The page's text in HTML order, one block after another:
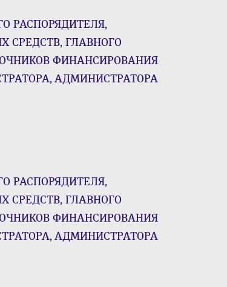
РАСПОРЯДИТЕЛЯ,
СРЕДСТВ, ГЛАВНОГО
ФИНАНСИРОВАНИЯ
АДМИНИСТРАТОРА
РАСПОРЯДИТЕЛЯ,
СРЕДСТВ, ГЛАВНОГО
ФИНАНСИРОВАНИЯ
АДМИНИСТРАТОРА